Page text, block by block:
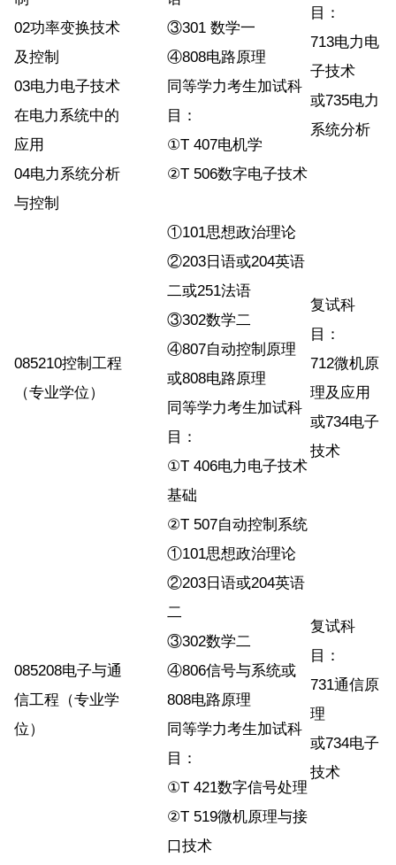
02功率变换技术
及控制
03电力电子技术
在电力系统中的
应用
04电力系统分析
与控制
③301 数学一
④808电路原理
同等学力考生加试科
目：
①T 407电机学
②T 506数字电子技术
目：
713电力电
子技术
或735电力
系统分析
085210控制工程
（专业学位）
①101思想政治理论
②203日语或204英语
二或251法语
③302数学二
④807自动控制原理
或808电路原理
同等学力考生加试科
目：
①T 406电力电子技术
基础
②T 507自动控制系统
复试科
目：
712微机原
理及应用
或734电子
技术
085208电子与通
信工程（专业学
位）
①101思想政治理论
②203日语或204英语
二
③302数学二
④806信号与系统或
808电路原理
同等学力考生加试科
目：
①T 421数字信号处理
②T 519微机原理与接
口技术
复试科
目：
731通信原
理
或734电子
技术